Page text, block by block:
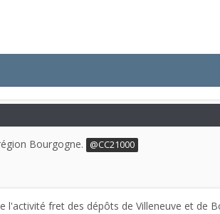
Bourgogne. @CC21000
fret des dépôts de Villeneuve et de